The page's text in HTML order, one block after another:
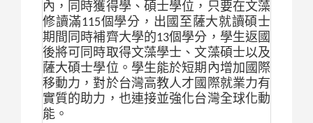
內，同時獲得學、碩士學位，只要在文藻
修讀滿115個學分，出國至薩大就讀碩士
期間同時補齊大學的13個學分，學生返國
後將可同時取得文藻學士、文藻碩士以及
薩大碩士學位。學生能於短期內增加國際
移動力，對於台灣高教人才國際就業力有
實質的助力，也連接並強化台灣全球化動
能。